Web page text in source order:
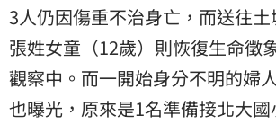
3人仍因傷重不治身亡，而送往
張姓女童（12歲）則恢復生命徵
觀察中。而一開始身分不明的婦
也曝光，原來是1名準備接北大